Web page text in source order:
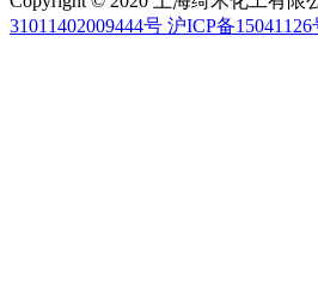
31011402009444号 沪ICP备15041126